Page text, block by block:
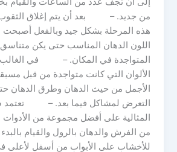
من جديد. – بعد أن يتم إغلاق الثقوب
هذه المرحلة بشكل جيد وبالفعل أصبحت
اللون الدهان المناسب حتى يكن
المتواجدة في المكان. – في الغالب
الألوان التي كانت متواجدة من قبل مسبقا
الأجمل من حيث الدهان وطرق الدهان
التعرض لمشاكل فيما بعد. – تعتمد
المثالية على أفضل مجموعة من الأدوات
من الفرش والدهان بالرول والقيام
للأخشاب على الأبواب من أسفل لأعلى